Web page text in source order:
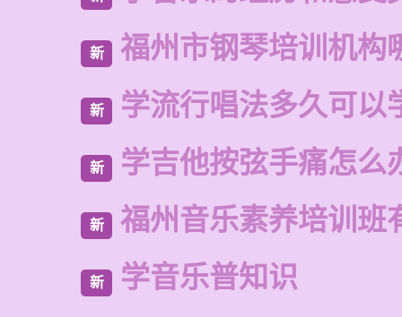
新 福州市钢琴培训机构
新 学流行唱法多久可以
新 学吉他按弦手痛怎么
新 福州音乐素养培训班
新 学音乐普知识